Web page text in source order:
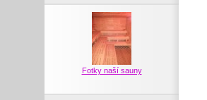
Fotky naší sauny